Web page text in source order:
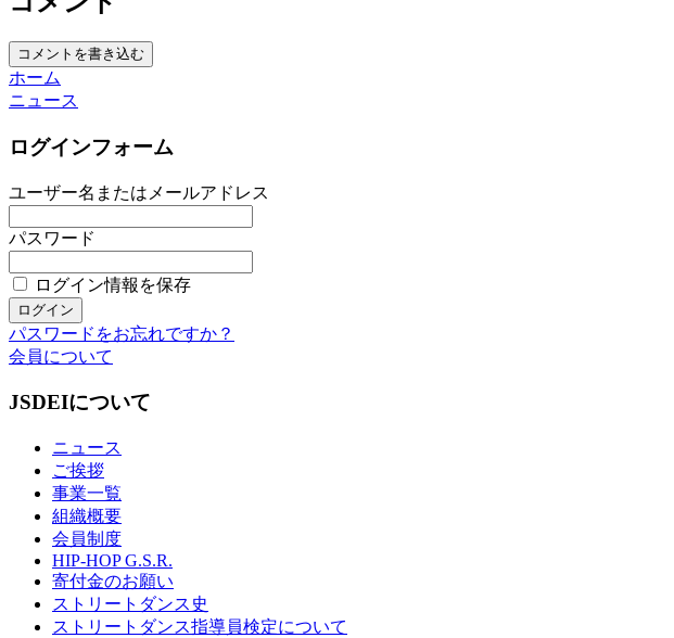
コメントを書き込む
ホーム
ニュース
ログインフォーム
ユーザー名またはメールアドレス
パスワード
ログイン情報を保存
パスワードをお忘れですか？
会員について
JSDEIについて
ニュース
ご挨拶
事業一覧
組織概要
会員制度
HIP-HOP G.S.R.
寄付金のお願い
ストリートダンス史
ストリートダンス指導員検定について